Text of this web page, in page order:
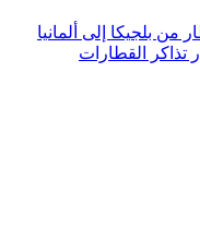
من بلجيكا إلى ألمانيا
تذاكر القطارات